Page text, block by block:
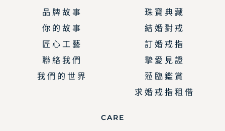
品 牌 故 事
你 的 故 事
匠 心 工 藝
聯 絡 我 們
我 們 的 世 界
珠 寶 典 藏
結 婚 對 戒
訂 婚 戒 指
摯 愛 見 證
蒞 臨 鑑 賞
求 婚 戒 指 租 借
CARE